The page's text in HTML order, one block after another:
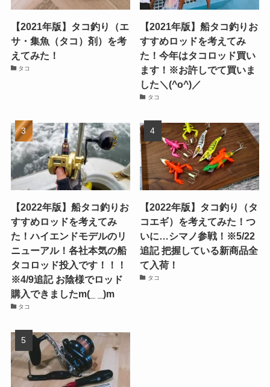
【2021年版】タコ釣り（エ
サ・集魚（タコ）剤）を考
えてみた！
タコ
【2021年版】船タコ釣りお
すすめロッドを考えてみ
た！今年はタコロッド買い
ます！※お許しでて買いま
した＼(^o^)／
タコ
【2022年版】船タコ釣りお
すすめロッドを考えてみ
た！ハイエンドモデルのリ
ニューアル！各社本気の船
タコロッド投入です！！！
※4/9追記 お陰様でロッド
購入できましたm(_ _)m
タコ
【2022年版】タコ釣り（タ
コエギ）を考えてみた！つ
いに…シマノ参戦！※5/22
追記 把握している新商品全
て入荷！
タコ